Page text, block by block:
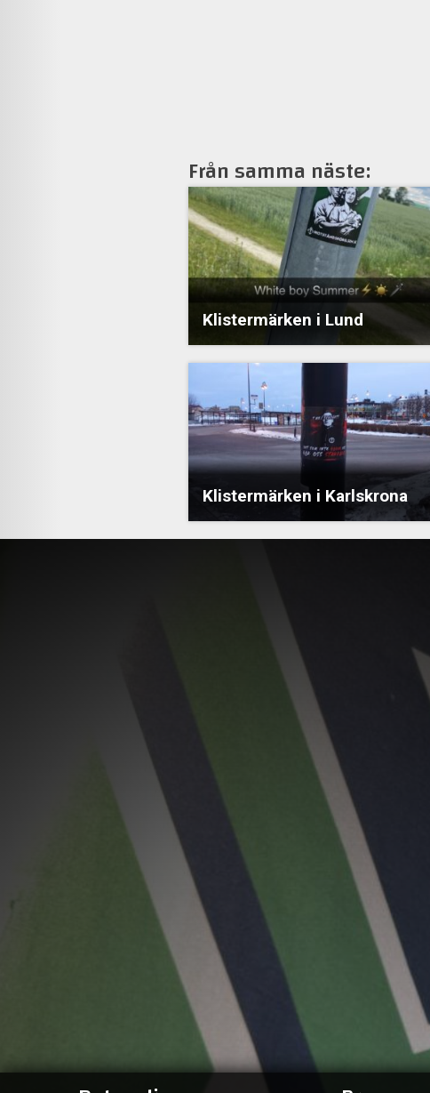
Från samma näste:
Klistermärken i Lund
Klistermärken i Karlskrona